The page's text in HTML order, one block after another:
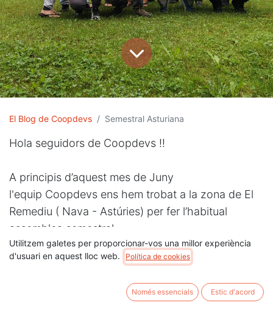
El Blog de Coopdevs Semestral Asturiana
Hola seguidors de Coopdevs !!
A principis d’aquest mes de Juny
l'equip Coopdevs ens hem trobat a la zona de El
Remediu ( Nava - Astúries) per fer l’habitual
assemblea semestral.
Utilitzem galetes per proporcionar-vos una millor experiència
d'usuari en aquest lloc web.
Política de cookies
Només essencials Estic d'acord